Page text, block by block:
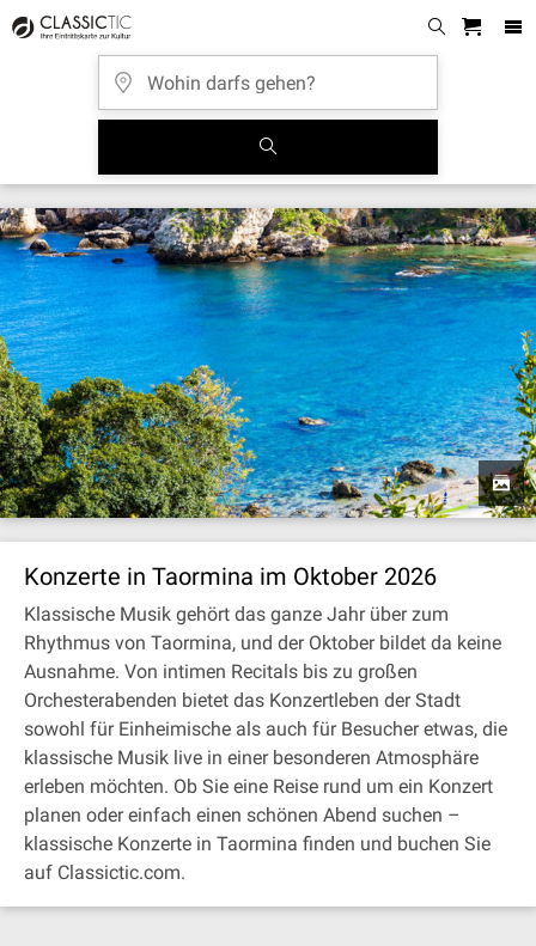
Konzerte in Taormina im Oktober 2026
Klassische Musik gehört das ganze Jahr über zum
Rhythmus von Taormina, und der Oktober bildet da keine
Ausnahme. Von intimen Recitals bis zu großen
Orchesterabenden bietet das Konzertleben der Stadt
sowohl für Einheimische als auch für Besucher etwas, die
klassische Musik live in einer besonderen Atmosphäre
erleben möchten. Ob Sie eine Reise rund um ein Konzert
planen oder einfach einen schönen Abend suchen –
klassische Konzerte in Taormina finden und buchen Sie
auf Classictic.com.